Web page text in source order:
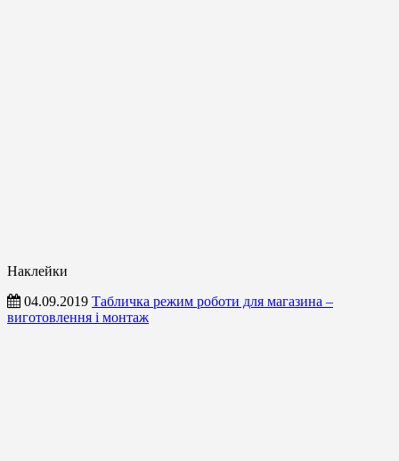
Наклейки
04.09.2019 Табличка режим роботи для магазина –
виготовлення і монтаж